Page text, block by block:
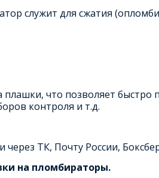
служит для сжатия
что позволяет
контроля и т.д.
ТК, Почту России,
на пломбираторы.